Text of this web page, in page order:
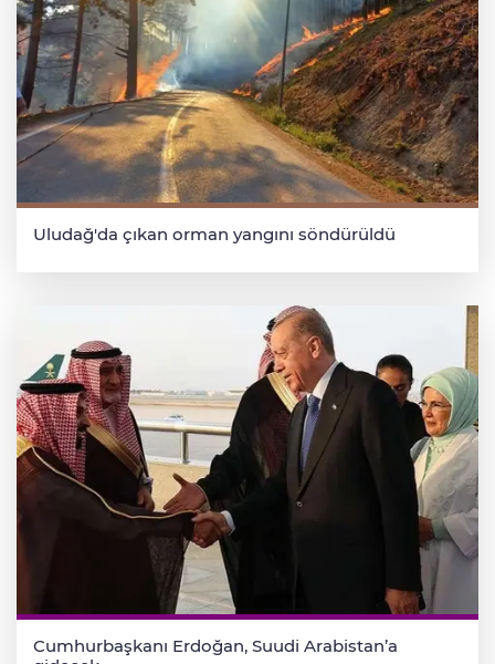
Uludağ'da çıkan orman yangını söndürüldü
Cumhurbaşkanı Erdoğan, Suudi Arabistan’a